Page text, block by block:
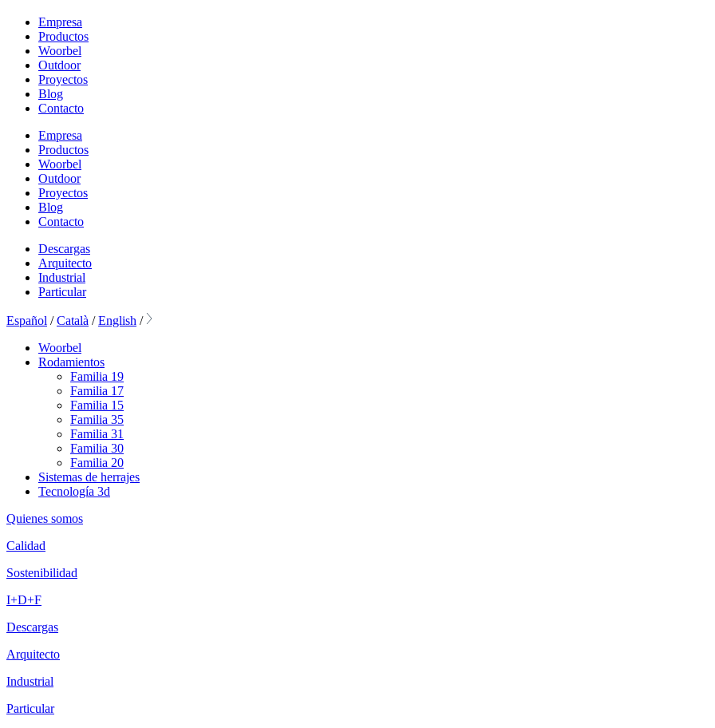
Empresa
Productos
Woorbel
Outdoor
Proyectos
Blog
Contacto
Empresa
Productos
Woorbel
Outdoor
Proyectos
Blog
Contacto
Descargas
Arquitecto
Industrial
Particular
Español /Català /English /
Woorbel
Rodamientos
Familia 19
Familia 17
Familia 15
Familia 35
Familia 31
Familia 30
Familia 20
Sistemas de herrajes
Tecnología 3d
Quienes somos
Calidad
Sostenibilidad
I+D+F
Descargas
Arquitecto
Industrial
Particular